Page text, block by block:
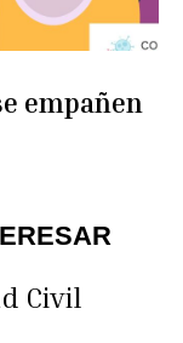
empañen
Civil